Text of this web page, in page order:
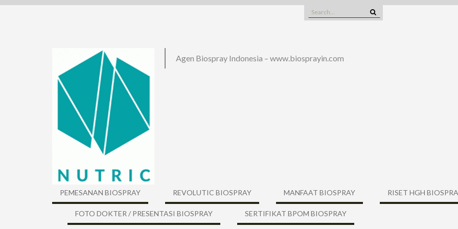
Skip
Search
for:
Agen Biospray Indonesia – www.biosprayin.com
PEMESANAN BIOSPRAY REVOLUTIC BIOSPRAY MANFAAT BIOSPRAY RISET HGH
FOTO DOKTER / PRESENTASI BIOSPRAY SERTIFIKAT BPOM BIOSPRAY